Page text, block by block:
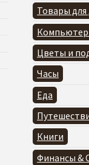
Товары для
Цветы и
Часы
Еда
Книги
Финансы &